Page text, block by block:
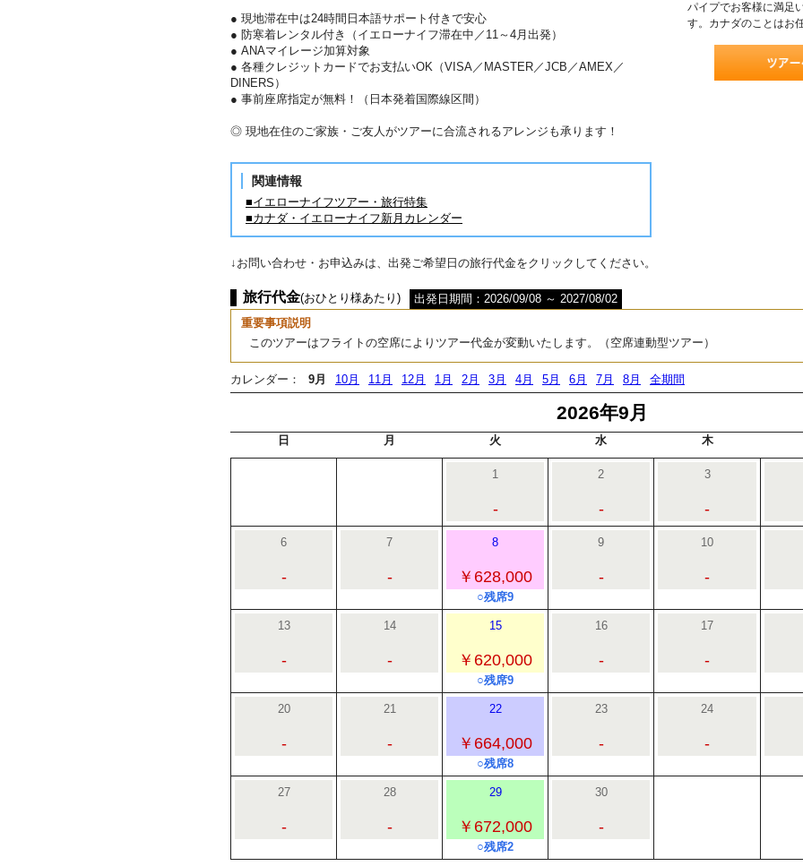
● 現地滞在中は24時間日本語サポート付きで安心
● 防寒着レンタル付き（イエローナイフ滞在中／11～4月出発）
● ANAマイレージ加算対象
● 各種クレジットカードでお支払いOK（VISA／MASTER／JCB／AMEX／
DINERS）
● 事前座席指定が無料！（日本発着国際線区間）
◎ 現地在住のご家族・ご友人がツアーに合流されるアレンジも承ります！
関連情報
■イエローナイフツアー・旅行特集
■カナダ・イエローナイフ新月カレンダー
パイプでお客様に満足
す。カナダのことはお
↓お問い合わせ・お申込みは、出発ご希望日の旅行代金をクリックしてください。
旅行代金(おひとり様あたり)
出発日期間：2026/09/08 ～ 2027/08/02
重要事項説明
このツアーはフライトの空席によりツアー代金が変動いたします。（空席連動型ツアー）
カレンダー： 9月 10月 11月 12月 1月 2月 3月 4月 5月 6月 7月 8月 全期間
2026年9月
日 月 火 水 木
1
-
2
-
3
-
6
-
7
-
8
￥628,000
○残席9
9
-
10
-
13
-
14
-
15
￥620,000
○残席9
16
-
17
-
20
-
21
-
22
￥664,000
○残席8
23
-
24
-
27
-
28
-
29
￥672,000
○残席2
30
-